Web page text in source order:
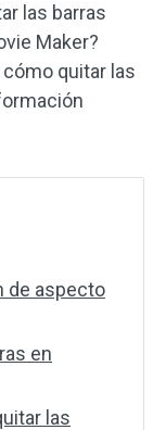
las barras
Maker?
quitar las
de aspecto
en
las